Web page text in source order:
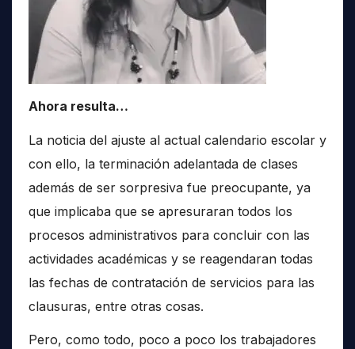
Ahora resulta…
La noticia del ajuste al actual calendario escolar y
con ello, la terminación adelantada de clases
además de ser sorpresiva fue preocupante, ya
que implicaba que se apresuraran todos los
procesos administrativos para concluir con las
actividades académicas y se reagendaran todas
las fechas de contratación de servicios para las
clausuras, entre otras cosas.
Pero, como todo, poco a poco los trabajadores